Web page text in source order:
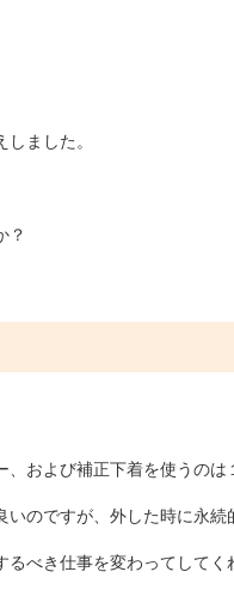
ました。
？
および補正下着を使うの
いのですが、外した時に永
べき仕事を変わってしてく